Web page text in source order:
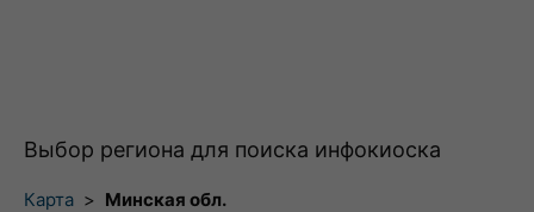
Выбор региона для поиска инфокиоска
Карта > Минская обл.